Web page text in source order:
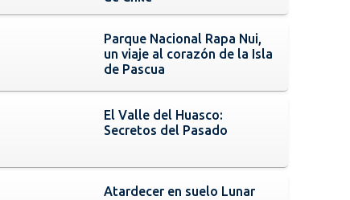
Parque Nacional Rapa Nui,
un viaje al corazón de la Isla
de Pascua
El Valle del Huasco:
Secretos del Pasado
Atardecer en suelo Lunar